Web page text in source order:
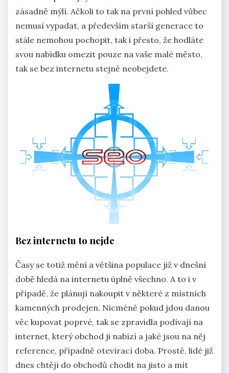
zásadně mýlí. Ačkoli to tak na první pohled vůbec
nemusí vypadat, a především starší generace to
stále nemohou pochopit, tak i přesto, že hodláte
svou nabídku omezit pouze na vaše malé město,
tak se bez internetu stejně neobejdete.
Bez internetu to nejde
Časy se totiž mění a většina populace již v dnešní
době hledá na internetu úplně všechno. A to i v
případě, že plánují nakoupit v některé z místních
kamenných prodejen. Nicméně pokud jdou danou
věc kupovat poprvé, tak se zpravidla podívají na
internet, který obchod ji nabízí a jaké jsou na něj
reference, případně otevírací doba. Prostě, lidé již
dnes chtějí do obchodů chodit na jisto a mít